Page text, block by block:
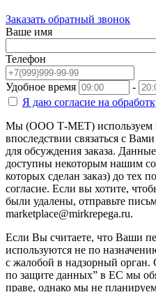
Заказать обратный звонок
Ваше имя
Телефон
Удобное время
-
Я даю согласие на
Мы (ООО Т-МЕТ) используем
впоследствии связаться с
для обсуждения заказа.
доступны некоторым нашим
которых сделан заказ) до тех
согласие. Если вы хотите,
были удалены, отправьте
marketplace@mirkrepega.ru.
Если Вы считаете, что Ваши
используются не по
с жалобой в надзорный
по защите данных” в ЕС мы
праве, однако мы не